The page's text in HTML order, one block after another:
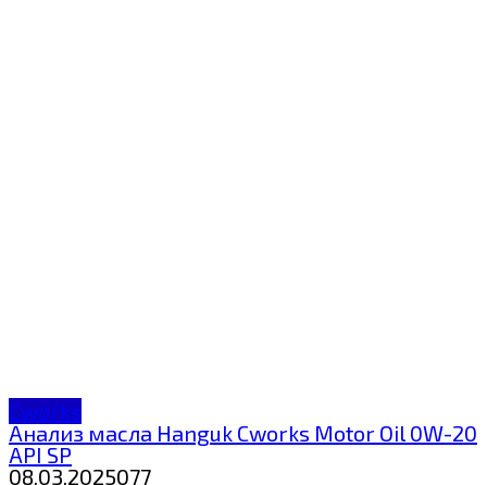
Cworks
Анализ масла Hanguk Cworks Motor Oil 0W-20
API SP
08.03.2025077